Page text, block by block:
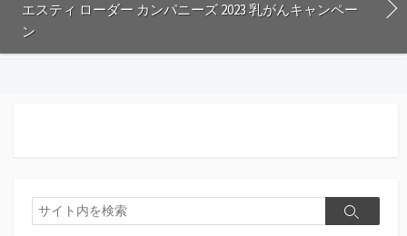
エスティ ローダー カンパニーズ 2023 乳がんキャンペー
ン
検
索
検